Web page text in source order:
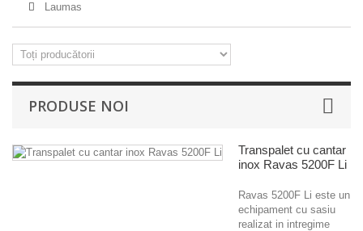
Laumas
PRODUSE NOI
Transpalet cu cantar
inox Ravas 5200F Li
Ravas 5200F Li este un
echipament cu sasiu
realizat in intregime